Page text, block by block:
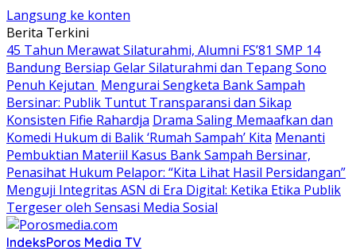
Langsung ke konten
Berita Terkini
45 Tahun Merawat Silaturahmi, Alumni FS’81 SMP 14
Bandung Bersiap Gelar Silaturahmi dan Tepang Sono
Penuh Kejutan Mengurai Sengketa Bank Sampah
Bersinar: Publik Tuntut Transparansi dan Sikap
Konsisten Fifie Rahardja Drama Saling Memaafkan dan
Komedi Hukum di Balik ‘Rumah Sampah’ Kita Menanti
Pembuktian Materiil Kasus Bank Sampah Bersinar,
Penasihat Hukum Pelapor: “Kita Lihat Hasil Persidangan”
Menguji Integritas ASN di Era Digital: Ketika Etika Publik
Tergeser oleh Sensasi Media Sosial
IndeksPoros Media TV